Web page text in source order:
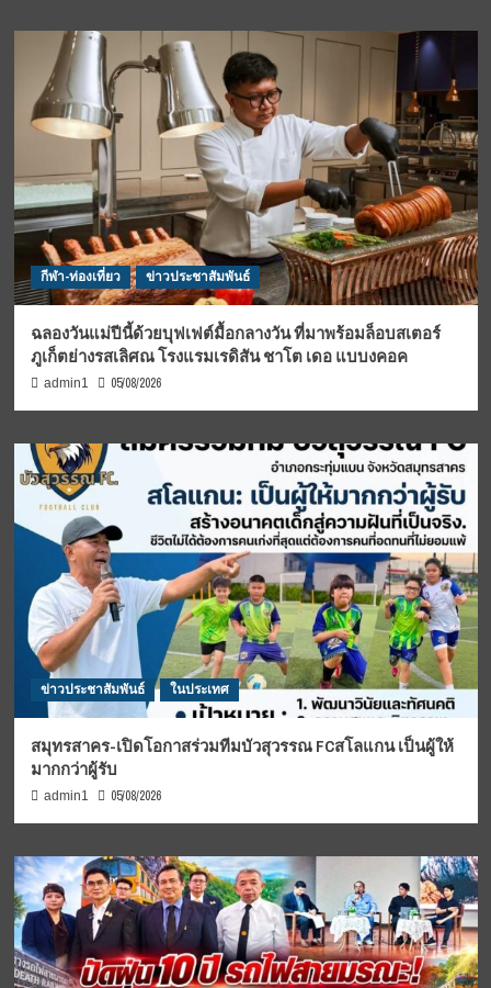
กีฬา-ท่องเที่ยว ข่าวประชาสัมพันธ์
ฉลองวันแม่ปีนี้ด้วยบุฟเฟต์มื้อกลางวัน ที่มาพร้อมล็อบสเตอร์
ภูเก็ตย่างรสเลิศณ โรงแรมเรดิสัน ชาโต เดอ แบบงคอค
admin1 05/08/2026
ข่าวประชาสัมพันธ์ ในประเทศ
สมุทรสาคร-เปิดโอกาสร่วมทีมบัวสุวรรณ FCสโลแกน เป็นผู้ให้
มากกว่าผู้รับ
admin1 05/08/2026